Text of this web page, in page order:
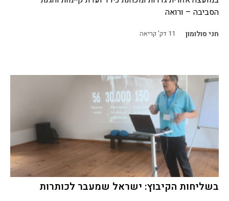
הסביבה – ורואה
חני סולומון 11 דק' קריאה
בשליחות הקיבוץ: ישראל שמעבר לכותרות